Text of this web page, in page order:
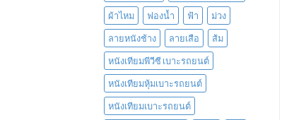
ผ้าไหม
ฟองน้ำ ฟ้า
ม่วง
ลายหนังช้าง
ลายเสือ
ส้ม
หนังเทียมพีวีซี เบาะรถยนต์
หนังเทียมหุ้มเบาะรถยนต์
หนังเทียมเบาะรถยนต์